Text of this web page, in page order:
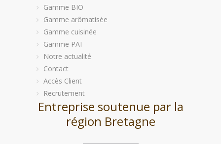
Gamme BIO
Gamme arômatisée
Gamme cuisinée
Gamme PAI
Notre actualité
Contact
Accès Client
Recrutement
Entreprise soutenue par la
région Bretagne